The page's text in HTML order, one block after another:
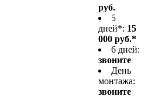
руб.
5
дней*: 15
000 руб.*
6 дней:
звоните
День
монтажа:
звоните